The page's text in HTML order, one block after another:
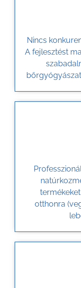
Nincs
A fejlesztést
otthonra